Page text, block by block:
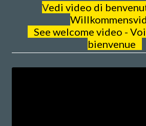
Vedi video di
See welcome video -
bienvenue